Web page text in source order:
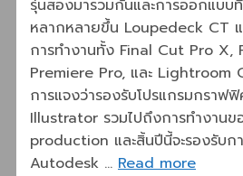
รุ่นสองมารวมกันและการออกแบบ
หลากหลายขึ้น Loupedeck CT
การทำงานทั้ง Final Cut Pro X,
Premiere Pro, และ Lightroom
การแจงว่ารองรับโปรแกรมกราฟ
Illustrator รวมไปถึงการทำงานข
production และสิ้นปีนี้จะรองรับก
Autodesk … Read more